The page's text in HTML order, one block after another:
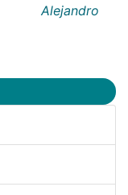
Alejandro